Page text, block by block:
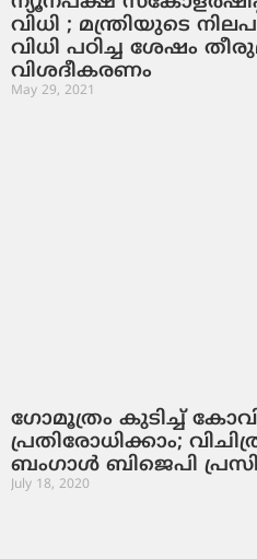
വിധി ; മന്ത്രിയുടെ
വിധി പഠിച്ച ശേഷം
വിശദീകരണം
May 29, 2021
ഗോമൂത്രം കുടിച്ച്
പ്രതിരോധിക്കാം;
ബംഗാള്‍ ബിജെപി
July 18, 2020